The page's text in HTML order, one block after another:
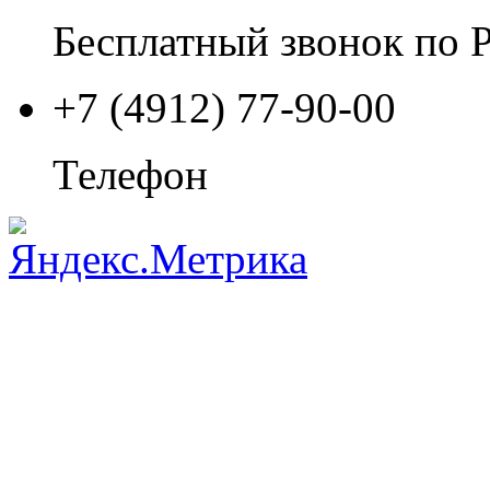
Бесплатный звонок по
+7 (4912) 77-90-00
Телефон